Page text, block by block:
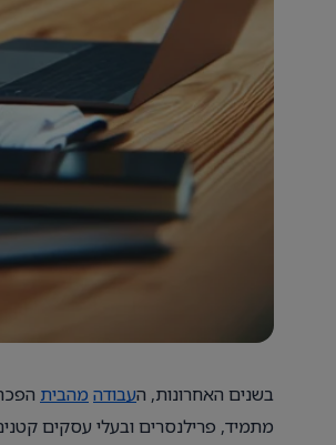
בשנים האחרונות, העבודה מהבית
מתמיד, פרילנסרים ובעלי עסקים